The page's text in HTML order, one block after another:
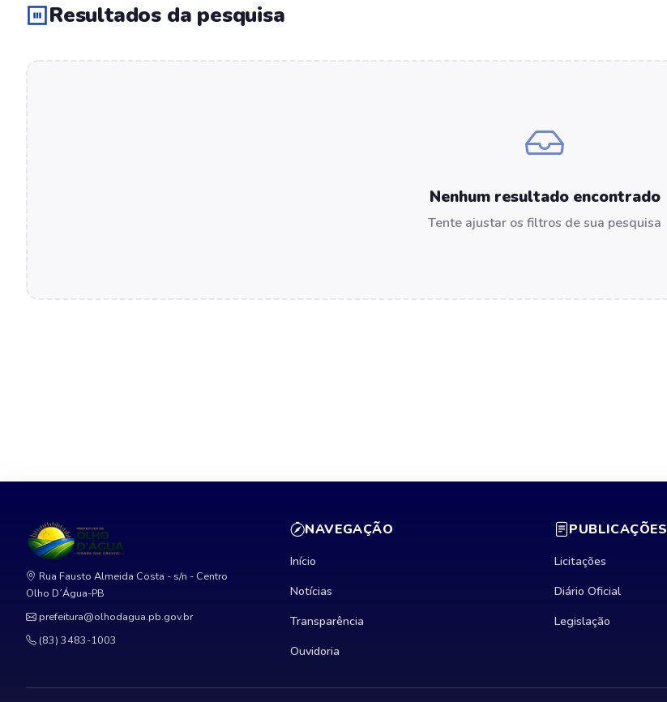
Resultados da pesquisa
Nenhum resultado encontrado
Tente ajustar os filtros de sua pesquisa
Rua Fausto Almeida Costa - s/n - Centro
Olho D´Água-PB
prefeitura@olhodagua.pb.gov.br
(83) 3483-1003
NAVEGAÇÃO
Início
Notícias
Transparência
Ouvidoria
PUBLICAÇÕES
Licitações
Diário Oficial
Legislação